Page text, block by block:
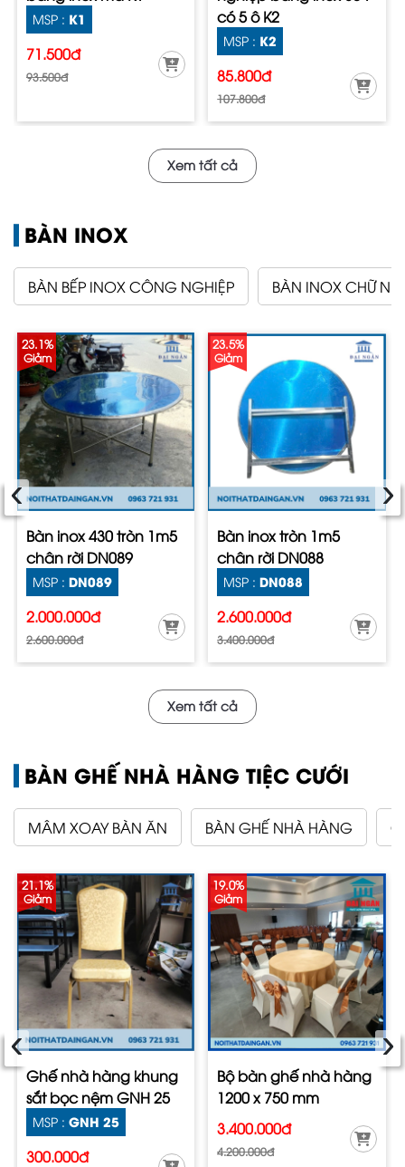
MSP : K1
71.500đ
93.500đ
có 5 ô K2
MSP : K2
85.800đ
107.800đ
Xem tất cả
BÀN INOX
BÀN BẾP INOX CÔNG NGHIỆP BÀN INOX CHỮ
23.1%
Giảm
Bàn inox 430 tròn 1m5
chân rời DN089
MSP : DN089
2.000.000đ
2.600.000đ
23.5%
Giảm
Bàn inox tròn 1m5
chân rời DN088
MSP : DN088
2.600.000đ
3.400.000đ
‹ ›
Xem tất cả
BÀN GHẾ NHÀ HÀNG TIỆC CƯỚI
MÂM XOAY BÀN ĂN BÀN GHẾ NHÀ HÀNG
21.1%
Giảm
Ghế nhà hàng khung
sắt bọc nệm GNH 25
MSP : GNH 25
300.000đ
19.0%
Giảm
Bộ bàn ghế nhà hàng
1200 x 750 mm
3.400.000đ
4.200.000đ
‹ ›